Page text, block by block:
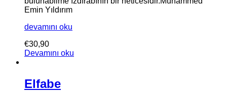
Emin Yıldırım
devamını oku
€30,90
Devamını oku
Elfabe